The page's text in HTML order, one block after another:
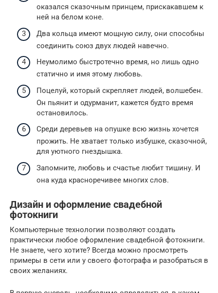
оказался сказочным принцем, прискакавшем к
ней на белом коне.
Два кольца имеют мощную силу, они способны
соединить союз двух людей навечно.
Неумолимо быстротечно время, но лишь одно
статично и имя этому любовь.
Поцелуй, который скрепляет людей, волшебен.
Он пьянит и одурманит, кажется будто время
остановилось.
Среди деревьев на опушке всю жизнь хочется
прожить. Не хватает только избушке, сказочной,
для уютного гнездышка.
Запомните, любовь и счастье любит тишину. И
она куда красноречивее многих слов.
Дизайн и оформление свадебной
фотокниги
Компьютерные технологии позволяют создать
практически любое оформление свадебной фотокниги.
Не знаете, чего хотите? Всегда можно просмотреть
примеры в сети или у своего фотографа и разобраться в
своих желаниях.